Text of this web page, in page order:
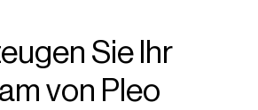
Sie Ihr
von Pleo